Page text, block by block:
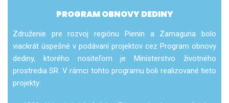
PROGRAM OBNOVY DEDINY
Združenie pre rozvoj regiónu Pienin a Zamaguria bolo
viackrát úspešné v podávaní projektov cez Program obnovy
dediny, ktorého nositeľom je Ministerstvo životného
prostredia SR. V rámci tohto programu boli realizované tieto
projekty: